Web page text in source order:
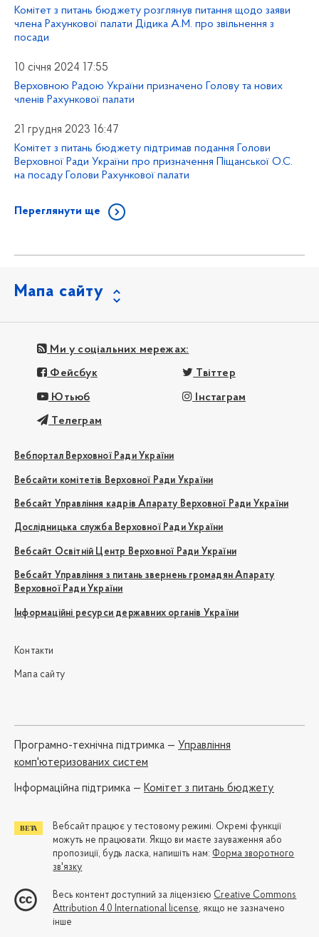
Комітет з питань бюджету розглянув питання щодо заяви
члена Рахункової палати Дідика А.М. про звільнення з
посади
10 січня 2024 17:55
Верховною Радою України призначено Голову та нових
членів Рахункової палати
21 грудня 2023 16:47
Комітет з питань бюджету підтримав подання Голови
Верховної Ради України про призначення Піщанської О.С.
на посаду Голови Рахункової палати
Переглянути ще
Мапа сайту
Ми у соціальних мережах:
Фейсбук Твіттер
Ютьюб Інстаграм
Телеграм
Вебпортал Верховної Ради України
Вебсайти комітетів Верховної Ради України
Вебсайт Управління кадрів Апарату Верховної Ради України
Дослідницька служба Верховної Ради України
Вебсайт Освітній Центр Верховної Ради України
Вебсайт Управління з питань звернень громадян Апарату
Верховної Ради України
Інформаційні ресурси державних органів України
Контакти
Мапа сайту
Програмно-технічна підтримка — Управління
комп'ютеризованих систем
Iнформаційна підтримка — Комітет з питань бюджету
Вебсайт працює у тестовому режимі. Окремі функції
можуть не працювати. Якщо ви маєте зауваження або
пропозиції, будь ласка, напишіть нам: Форма зворотного
зв'язку
Весь контент доступний за ліцензією Creative Commons
Attribution 4.0 International license, якщо не зазначено
інше